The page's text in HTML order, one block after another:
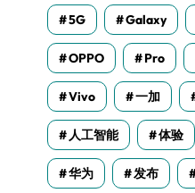
5G Galaxy
OPPO Pro
Vivo 一加
人工智能 体验
华为 发布